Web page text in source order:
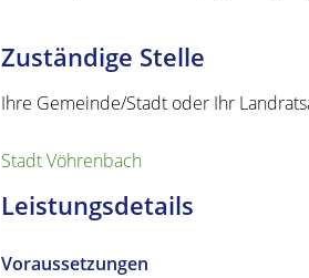
Zuständige Stelle
Ihre Gemeinde/Stadt oder Ihr
Stadt Vöhrenbach
Leistungsdetails
Voraussetzungen